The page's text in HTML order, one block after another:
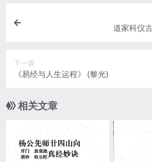
道家科仪
下一篇
《易经与人生运程》 (黎光)
相关文章